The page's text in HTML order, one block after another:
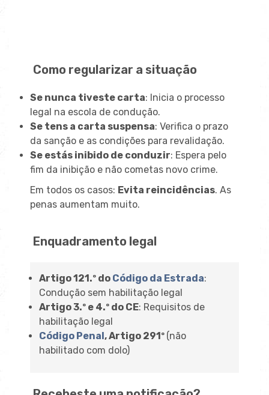
Como regularizar a situação
Se nunca tiveste carta: Inicia o processo
legal na escola de condução.
Se tens a carta suspensa: Verifica o prazo
da sanção e as condições para revalidação.
Se estás inibido de conduzir: Espera pelo
fim da inibição e não cometas novo crime.
Em todos os casos: Evita reincidências. As
penas aumentam muito.
Enquadramento legal
Artigo 121.º do Código da Estrada:
Condução sem habilitação legal
Artigo 3.º e 4.º do CE: Requisitos de
habilitação legal
Código Penal , Artigo 291º (não
habilitado com dolo)